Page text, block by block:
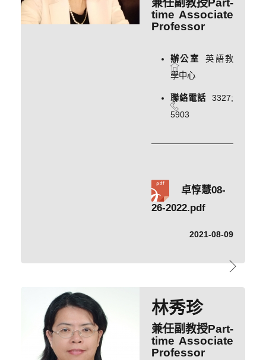
兼任副教授Part-
time Associate
Professor
辦公室
英語教
學中心
聯絡電話
3327;
5903
卓惇慧08-
26-2022.pdf
2021-08-09
林秀珍
兼任副教授Part-
time Associate
Professor